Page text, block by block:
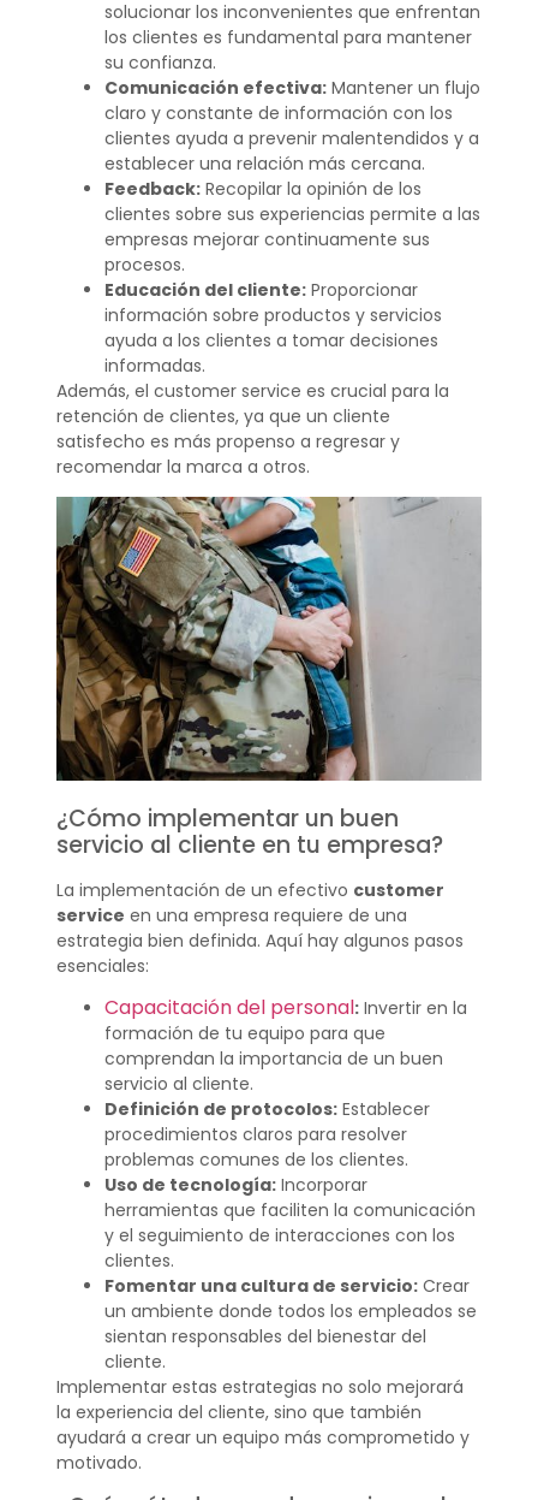
solucionar los inconvenientes que enfrentan
los clientes es fundamental para mantener
su confianza.
Comunicación efectiva:Mantener un flujo
claro y constante de información con los
clientes ayuda a prevenir malentendidos y a
establecer una relación más cercana.
Feedback:Recopilar la opinión de los
clientes sobre sus experiencias permite a las
empresas mejorar continuamente sus
procesos.
Educación del cliente:Proporcionar
información sobre productos y servicios
ayuda a los clientes a tomar decisiones
informadas.
Además, el customer service es crucial para la
retención de clientes, ya que un cliente
satisfecho es más propenso a regresar y
recomendar la marca a otros.
¿Cómo implementar un buen
servicio al cliente en tu empresa?
La implementación de un efectivo customer
service en una empresa requiere de una
estrategia bien definida. Aquí hay algunos pasos
esenciales:
Capacitación del personal:Invertir en la
formación de tu equipo para que
comprendan la importancia de un buen
servicio al cliente.
Definición de protocolos:Establecer
procedimientos claros para resolver
problemas comunes de los clientes.
Uso de tecnología:Incorporar
herramientas que faciliten la comunicación
y el seguimiento de interacciones con los
clientes.
Fomentar una cultura de servicio:Crear
un ambiente donde todos los empleados se
sientan responsables del bienestar del
cliente.
Implementar estas estrategias no solo mejorará
la experiencia del cliente, sino que también
ayudará a crear un equipo más comprometido y
motivado.